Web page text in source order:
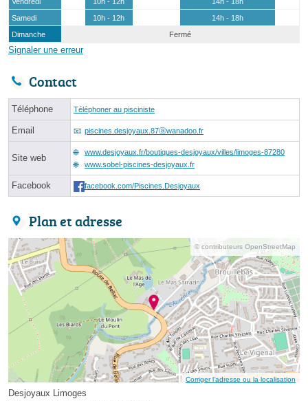
Samedi
10h - 12h
14h - 18h
Dimanche
Fermé
Signaler une erreur
Contact
Téléphone Téléphoner au pisciniste
Email piscines.desjoyaux.87ⓐwanadoo.fr
Site web
www.desjoyaux.fr/boutiques-desjoyaux/villes/limoges-87280
www.sobel-piscines-desjoyaux.fr
Facebook facebook.com/Piscines.Desjoyaux
Plan et adresse
© contributeurs OpenStreetMap
Corriger l’adresse ou la localisation
Desjoyaux Limoges